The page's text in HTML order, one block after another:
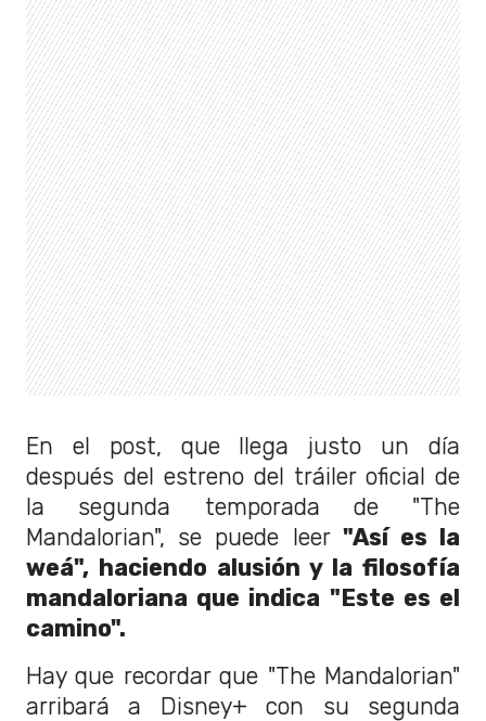
En el post, que llega justo un día
después del estreno del tráiler oficial de
la segunda temporada de "The
Mandalorian", se puede leer "Así es la
weá", haciendo alusión y la filosofía
mandaloriana que indica "Este es el
camino".
Hay que recordar que "The Mandalorian"
arribará a Disney+ con su segunda